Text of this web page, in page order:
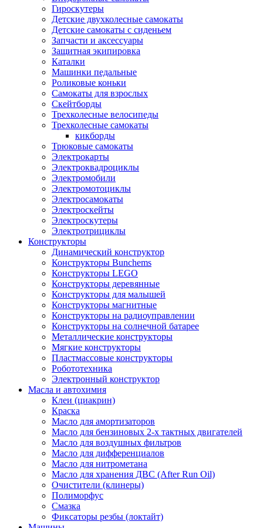
Гироскутеры
Детские двухколесные самокаты
Детские самокаты с сиденьем
Запчасти и аксессуары
Защитная экипировка
Каталки
Машинки педальные
Роликовые коньки
Самокаты для взрослых
Скейтборды
Трехколесные велосипеды
Трехколесные самокаты
кикборды
Трюковые самокаты
Электрокарты
Электроквадроциклы
Электромобили
Электромотоциклы
Электросамокаты
Электроскейты
Электроскутеры
Электротрициклы
Конструкторы
Динамический конструктор
Конструкторы Bunchems
Конструкторы LEGO
Конструкторы деревянные
Конструкторы для малышей
Конструкторы магнитные
Конструкторы на радиоуправлении
Конструкторы на солнечной батарее
Металлические конструкторы
Мягкие конструкторы
Пластмассовые конструкторы
Робототехника
Электронный конструктор
Масла и автохимия
Клеи (циакрин)
Краска
Масло для амортизаторов
Масло для бензиновых 2-х тактных двигателей
Масло для воздушных фильтров
Масло для дифференциалов
Масло для нитрометана
Масло для хранения ДВС (After Run Oil)
Очистители (клинеры)
Полиморфус
Смазка
Фиксаторы резбы (локтайт)